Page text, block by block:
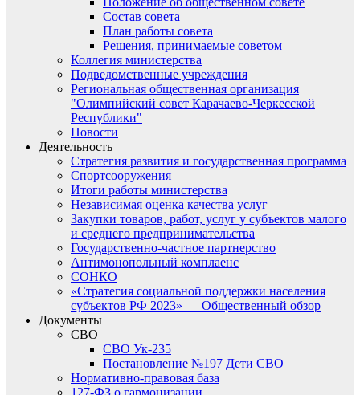
Состав совета
План работы совета
Решения, принимаемые советом
Коллегия министерства
Подведомственные учреждения
Региональная общественная организация
"Олимпийский совет Карачаево-Черкесской
Республики"
Новости
Деятельность
Стратегия развития и государственная программа
Спортсооружения
Итоги работы министерства
Независимая оценка качества услуг
Закупки товаров, работ, услуг у субъектов малого
и среднего предпринимательства
Государственно-частное партнерство
Антимонопольный комплаенс
СОНКО
«Стратегия социальной поддержки населения
субъектов РФ 2023» — Общественный обзор
Документы
СВО
СВО Ук-235
Постановление №197 Дети СВО
Нормативно-правовая база
127-ФЗ о гармонизации